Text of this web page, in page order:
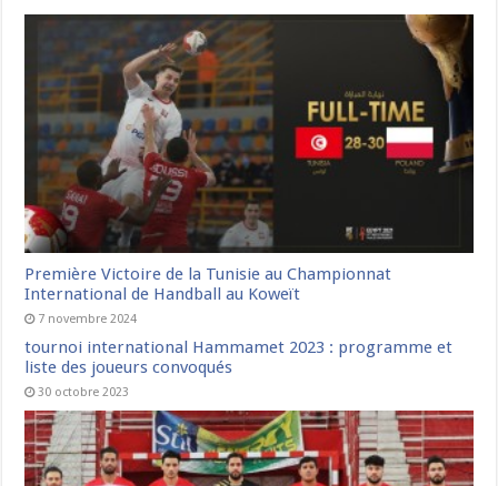
Première Victoire de la Tunisie au Championnat
International de Handball au Koweït
7 novembre 2024
tournoi international Hammamet 2023 : programme et
liste des joueurs convoqués
30 octobre 2023